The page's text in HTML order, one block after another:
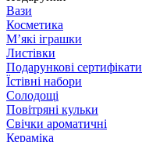
Вази
Косметика
М’які іграшки
Листівки
Подарункові сертифікати
Їстівні набори
Солодощі
Повітряні кульки
Свічки ароматичні
Кераміка